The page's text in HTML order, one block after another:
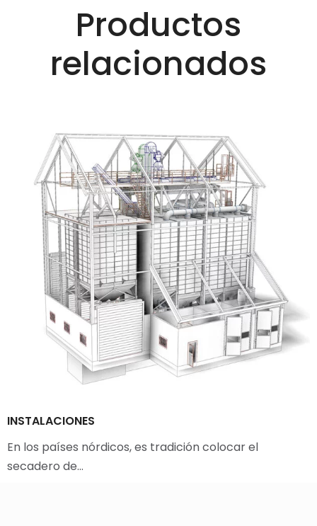
Productos
relacionados
INSTALACIONES
En los países nórdicos, es tradición colocar el
secadero de…